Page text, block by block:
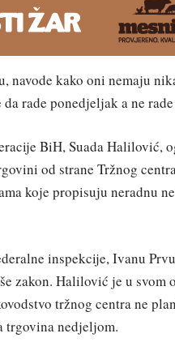
navode kako oni nemaju
rade ponedjeljak a ne
BiH, Suada Halilović,
od strane Tržnog
koje propisuju neradnu
inspekcije, Ivanu
zakon. Halilović je u svom
tržnog centra ne
trgovina nedjeljom.